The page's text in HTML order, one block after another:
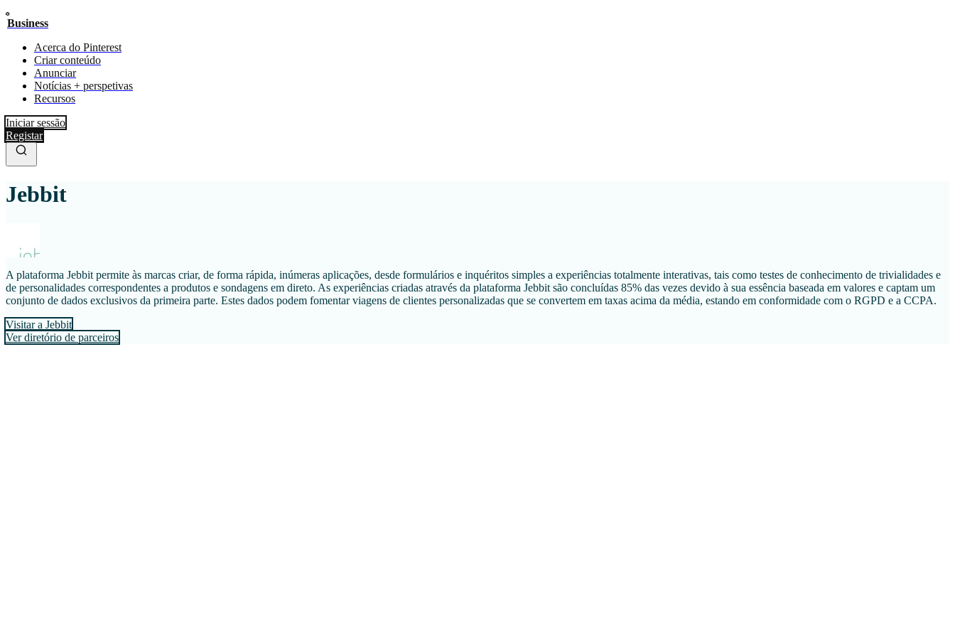
Business
Acerca do Pinterest
Criar conteúdo
Anunciar
Notícias + perspetivas
Recursos
Iniciar sessão
Registar
Jebbit
A plataforma Jebbit permite às marcas criar, de forma rápida, inúmeras aplicações, desde formulários e inquéritos simples a experiências totalmente interativas, tais como testes de conhecimento de trivialidades e
de personalidades correspondentes a produtos e sondagens em direto. As experiências criadas através da plataforma Jebbit são concluídas 85% das vezes devido à sua essência baseada em valores e captam um
conjunto de dados exclusivos da primeira parte. Estes dados podem fomentar viagens de clientes personalizadas que se convertem em taxas acima da média, estando em conformidade com o RGPD e a CCPA.
Visitar a Jebbit
Ver diretório de parceiros